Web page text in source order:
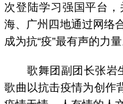
次登陆学习强国平台
海、广州四地通过网络
成为抗“疫”最有声的力量
歌舞团副团长张岩生
歌曲以抗击疫情为创作